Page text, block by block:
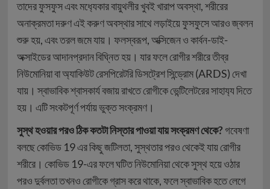
তাদের ফুসফুস এবং মধ‍্যেকার বায়ুথলীর খুব‌ই খারাপ অবস্থা, শরীরের
অনাক্রমতা দরুণ এই করুণ অবস্থার সাথে লড়াইয়ে ফুসফুসে আর‌ও জ্বলন
শুরু হয়, এবং তরল জমে যায়। ফলস্বরূপ, অক্সিজেন ও কার্বন-ডাই-
অক্সাইডের আদানপ্রদান বিঘ্নিত হয়। যার ফলে রোগীর শরীরে তীব্র
নিউমোনিয়া বা অ্যাকিউট রেসপিরেটরি ডিসট্রেশ সিন্ড্রোম (ARDS) দেখা
যায়। স্বাভাবিক শ্বাসকার্য বজায় রাখতে রোগীকে ভেন্টিলেটরের সাহায‍্য দিতে
হয়। এটি সংকটপূর্ণ পর্যায় ভুক্ত সংক্রমণ।
সুস্থ হ‌ওয়ার পর‌ও ঠিক কতটা নিস্তার পাওয়া যায় সংক্রমণ থেকে? গবেষণা
বলছে কোভিড 19 এর কিছু জটিলতা, সুস্থতার‌ পর‌ও থেকেই যায় রোগীর
শরীরে। কোভিড 19-এর ফলে ঘটিত নিউমোনিয়া থেকে সুস্থ হয়ে ওঠার
পর‌ও দুর্বলতা তখন‌ও রোগীকে গ্রাস করে থাকে, ফলে স্বাভাবিক হতে লেগে